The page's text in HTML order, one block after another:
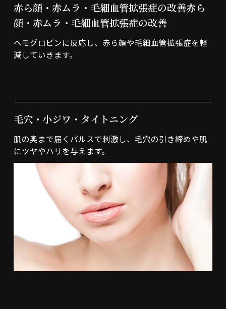
赤ら顔・赤ムラ・毛細血管拡張症の改善赤ら
顔・赤ムラ・毛細血管拡張症の改善
ヘモグロビンに反応し、赤ら顔や毛細血管拡張症を軽
減していきます。
毛穴・小ジワ・タイトニング
肌の奥まで届くパルスで刺激し、毛穴の引き締めや肌
にツヤやハリを与えます。